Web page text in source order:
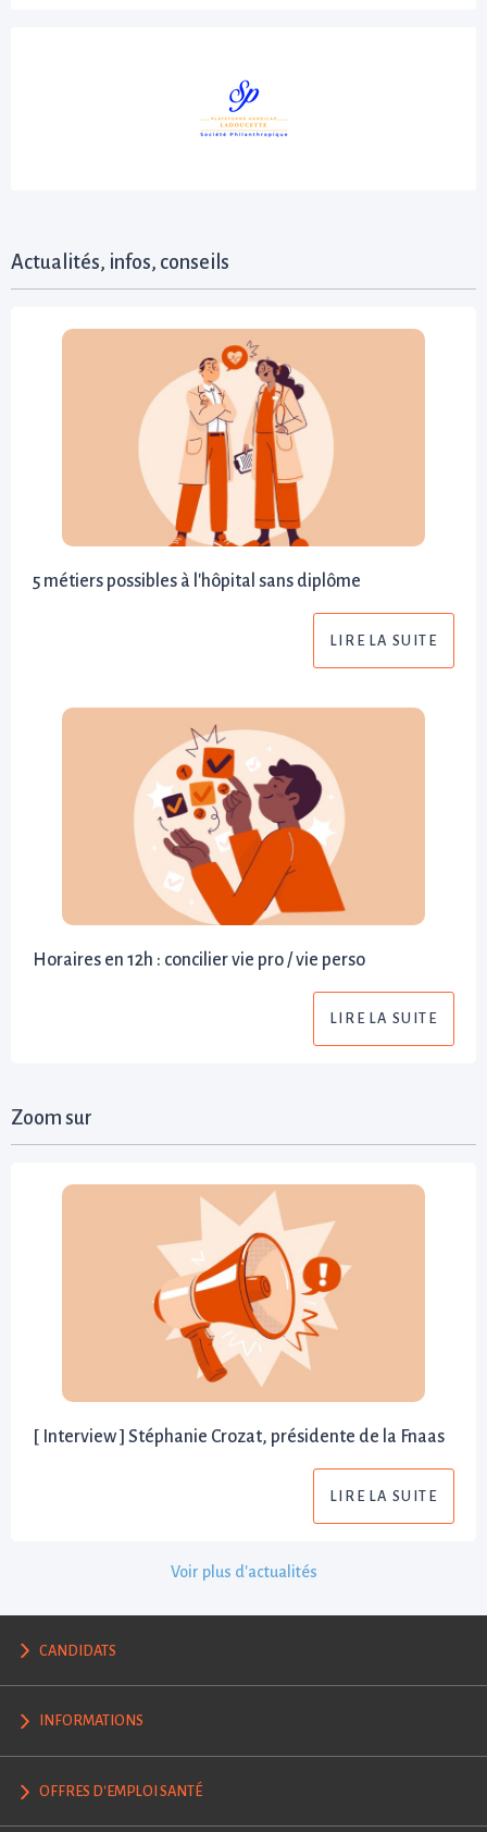
Actualités, infos, conseils
5 métiers possibles à l'hôpital sans diplôme
LIRE LA SUITE
Horaires en 12h : concilier vie pro / vie perso
LIRE LA SUITE
Zoom sur
[ Interview ] Stéphanie Crozat, présidente de la Fnaas
LIRE LA SUITE
Voir plus d'actualités
CANDIDATS
INFORMATIONS
OFFRES D'EMPLOI SANTÉ